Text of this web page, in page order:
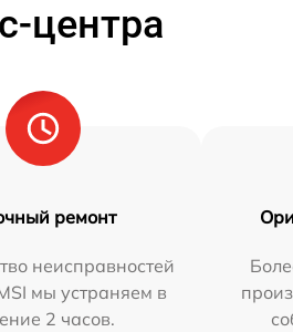
центра
ремонт
неисправностей
мы устраняем в
2 часов.